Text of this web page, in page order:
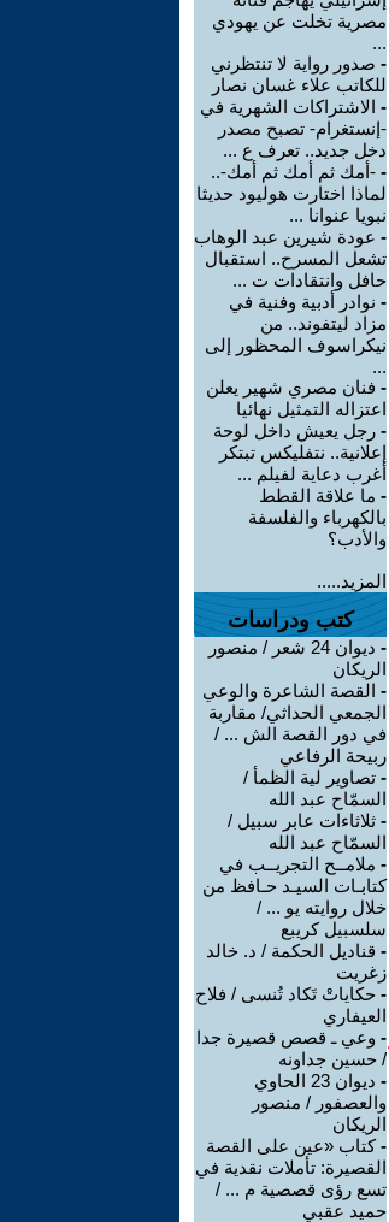
مصرية تخلت عن يهودي
...
- صدور رواية لا تنتظرني
للكاتب علاء غسان نصار
- الاشتراكات الشهرية في
-إنستغرام- تصبح مصدر
دخل جديد.. تعرف ع ...
- -أمك ثم أمك ثم أمك-..
لماذا اختارت هوليود حديثا
نبويا عنوانا ...
- عودة شيرين عبد الوهاب
تشعل المسرح.. استقبال
حافل وانتقادات ت ...
- نوادر أدبية وفنية في
مزاد ليتفوند.. من
نيكراسوف المحظور إلى
...
- فنان مصري شهير يعلن
اعتزاله التمثيل نهائيا
- رجل يعيش داخل لوحة
إعلانية.. نتفليكس تبتكر
أغرب دعاية لفيلم ...
- ما علاقة القطط
بالكهرباء والفلسفة
والأدب؟
المزيد.....
كتب ودراسات
-
ديوان 24 شعر / منصور
الريكان
- القصة الشاعرة والوعي
الجمعي الحداثي/ مقاربة
في دور القصة الش ... /
ربيحة الرفاعي
- تصاوير لية الظمأ /
السمّاح عبد الله
- ثلاثاءات عابر سبيل /
السمّاح عبد الله
- ملامــح التجريــب في
كتابـات السيـد حـافظ من
خلال روايته يو ... /
سلسبيل كريبع
- قناديل الحكمة / د. خالد
زغريت
- حكاياتْ تَكاد تُنسى / فلاح
العيفاري
- وعي ـ قصص قصيرة جدا
/ حسين جداونه
-
ديوان 23 الحاوي
والعصفور / منصور
الريكان
-كتاب «عين على القصة
القصيرة: تأملات نقدية في
تسع رؤى قصصية م ... /
حميد عقبي